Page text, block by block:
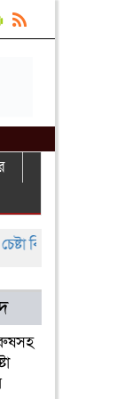
বিজিবির